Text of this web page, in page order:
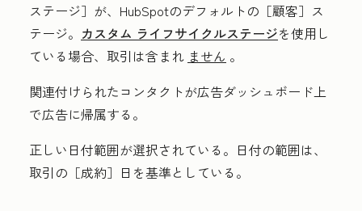
ステージ］ が、HubSpotのデフォルトの［顧客］ ス
テージ。 カスタム ライフサイクルステージを使用し
ている場合、取引は含まれ ません 。
関連付けられたコンタクトが広告ダッシュボード上
で広告に帰属する。
正しい日付範囲が選択されている。日付の範囲は、
取引の［成約］ 日を基準としている。